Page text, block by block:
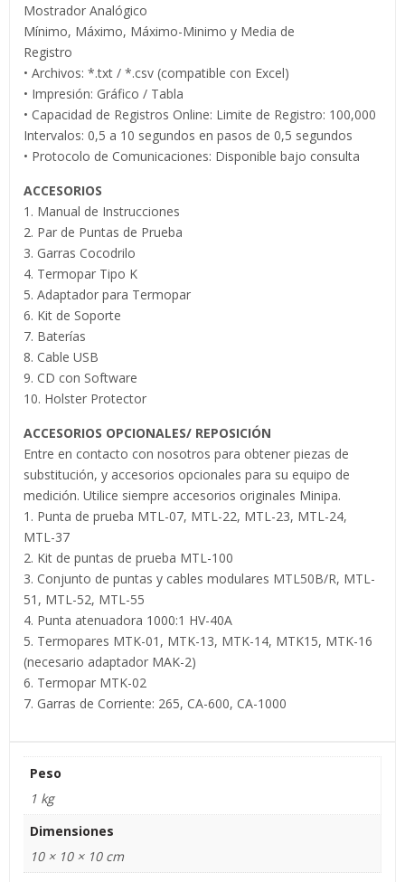
Mostrador Analógico
Mínimo, Máximo, Máximo-Minimo y Media de
Registro
• Archivos: *.txt / *.csv (compatible con Excel)
• Impresión: Gráfico / Tabla
• Capacidad de Registros Online: Limite de Registro: 100,000
Intervalos: 0,5 a 10 segundos en pasos de 0,5 segundos
• Protocolo de Comunicaciones: Disponible bajo consulta
ACCESORIOS
1. Manual de Instrucciones
2. Par de Puntas de Prueba
3. Garras Cocodrilo
4. Termopar Tipo K
5. Adaptador para Termopar
6. Kit de Soporte
7. Baterías
8. Cable USB
9. CD con Software
10. Holster Protector
ACCESORIOS OPCIONALES/ REPOSICIÓN
Entre en contacto con nosotros para obtener piezas de
substitución, y accesorios opcionales para su equipo de
medición. Utilice siempre accesorios originales Minipa.
1. Punta de prueba MTL-07, MTL-22, MTL-23, MTL-24,
MTL-37
2. Kit de puntas de prueba MTL-100
3. Conjunto de puntas y cables modulares MTL50B/R, MTL-
51, MTL-52, MTL-55
4. Punta atenuadora 1000:1 HV-40A
5. Termopares MTK-01, MTK-13, MTK-14, MTK15, MTK-16
(necesario adaptador MAK-2)
6. Termopar MTK-02
7. Garras de Corriente: 265, CA-600, CA-1000
Peso
1 kg
Dimensiones
10 × 10 × 10 cm